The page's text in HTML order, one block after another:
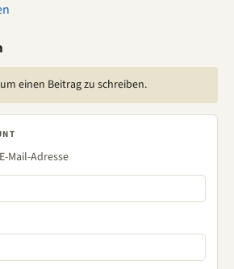
einen Beitrag zu schreiben.
Mail-Adresse